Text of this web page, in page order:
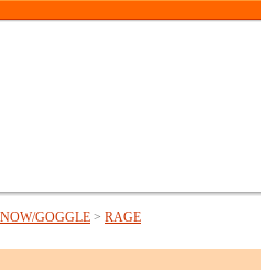
GOGGLE > RAGE